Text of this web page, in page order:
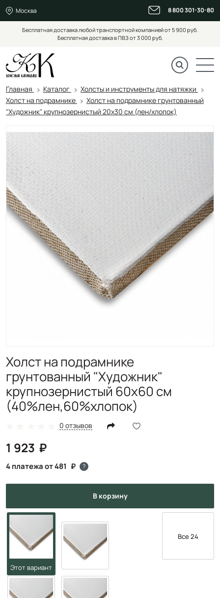
Москва 8 800 301-30-80
Бесплатная доставка любой транспортной компанией от 5 900 руб.
Бесплатная доставка в ПВЗ от 3 000 руб.
Главная Каталог
Холсты и инструменты для натяжки
Холст на подрамнике
Холст на подрамнике грунтованный
"Художник" крупнозернистый 20x30 см (лен/хлопок)
Холст на подрамнике
грунтованный "Художник"
крупнозернистый 60x60 см
(40%лен,60%хлопок)
0 отзывов
1 923
4 платежа от 481 ?
в корзину
Все 24